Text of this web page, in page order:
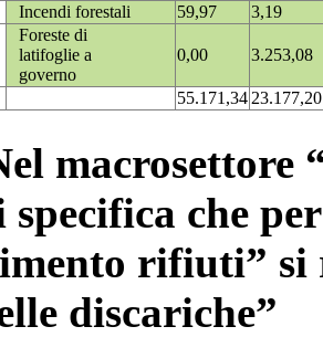
Incendi forestali 59,97
3,19
Foreste di
latifoglie a
governo
0,00 3.253,08
55.171,3423.177,20
macrosettore
che
rifiuti”
discariche”